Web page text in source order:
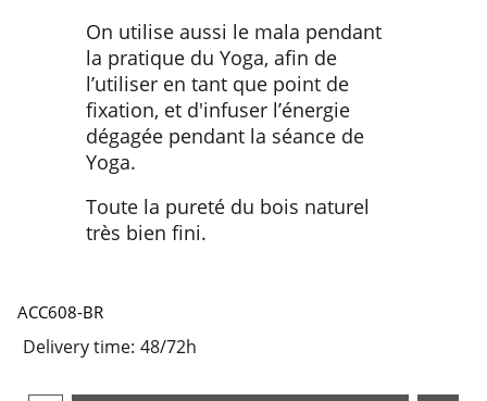
On utilise aussi le mala pendant
la pratique du Yoga, afin de
l’utiliser en tant que point de
fixation, et d'infuser l’énergie
dégagée pendant la séance de
Yoga.
Toute la pureté du bois naturel
très bien fini.
ACC608-BR
Delivery time: 48/72h